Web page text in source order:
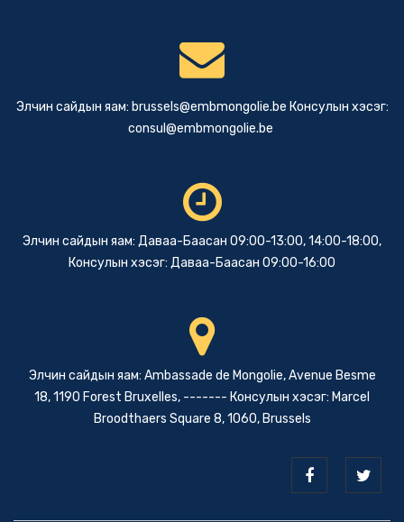
Элчин сайдын яам: brussels@embmongolie.be Консулын хэсэг:
consul@embmongolie.be
Элчин сайдын яам: Даваа-Баасан 09:00-13:00, 14:00-18:00,
Консулын хэсэг: Даваа-Баасан 09:00-16:00
Элчин сайдын яам: Ambassade de Mongolie, Avenue Besme
18, 1190 Forest Bruxelles, ------- Консулын хэсэг: Marcel
Broodthaers Square 8, 1060, Brussels